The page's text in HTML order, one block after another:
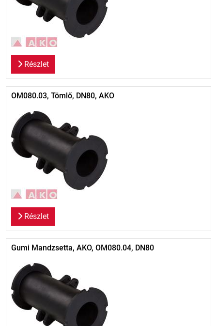
Részlet
OM080.03, Tömlő, DN80, AKO
Részlet
Gumi Mandzsetta, AKO, OM080.04, DN80